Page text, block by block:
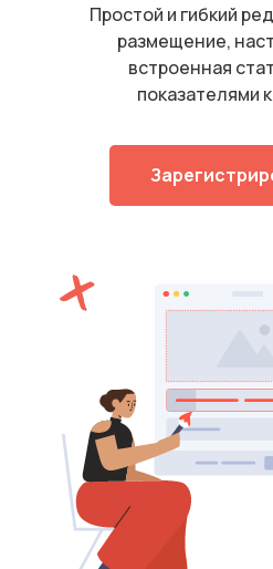
Простой и гибкий
размещение,
встроенная
показателями